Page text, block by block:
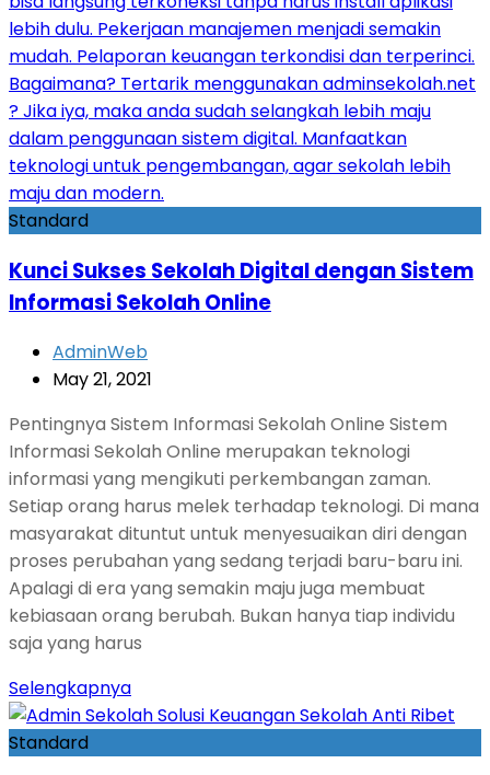
Standard
Kunci Sukses Sekolah Digital dengan Sistem
Informasi Sekolah Online
AdminWeb
May 21, 2021
Pentingnya Sistem Informasi Sekolah Online Sistem
Informasi Sekolah Online merupakan teknologi
informasi yang mengikuti perkembangan zaman.
Setiap orang harus melek terhadap teknologi. Di mana
masyarakat dituntut untuk menyesuaikan diri dengan
proses perubahan yang sedang terjadi baru-baru ini.
Apalagi di era yang semakin maju juga membuat
kebiasaan orang berubah. Bukan hanya tiap individu
saja yang harus
Selengkapnya
Standard